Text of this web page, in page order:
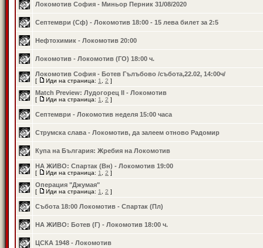
Локомотив София - Миньор Перник 31/08/2020
Септември (Сф) - Локомотив 18:00 - 15 лева билет за 2:5
Нефтохимик - Локомотив 20:00
Локомотив - Локомотив (ГО) 18:00 ч.
Локомотив София - Ботев Гълъбово /събота,22.02, 14:00ч/
[ Иди на страница: 1 2 ]
Match Preview: Лудогорец II - Локомотив
[ Иди на страница: 1 2 ]
Септември - Локомотив неделя 15:00 часа
Струмска слава - Локомотив, да залеем отново Радомир
Купа на България: Жребия на Локомотив
НА ЖИВО: Спартак (Вн) - Локомотив 19:00
[ Иди на страница: 1 2 ]
Операция "Джумая"
[ Иди на страница: 1 2 ]
Събота 18:00 Локомотив - Спартак (Пл)
НА ЖИВО: Ботев (Г) - Локомотив 18:00 ч.
ЦСКА 1948 - Локомотив